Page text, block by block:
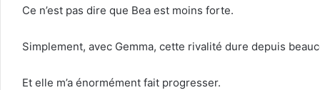
Ce n’est pas dire que Bea est moins forte.
Simplement, avec Gemma, cette rivalité dure depuis
Et elle m’a énormément fait progresser.